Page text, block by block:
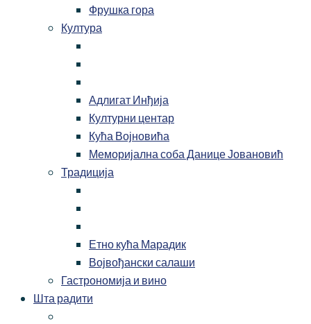
Фрушка гора
Култура
Адлигат Инђија
Културни центар
Кућа Војновића
Меморијална соба Данице Јовановић
Традиција
Етно кућа Марадик
Војвођански салаши
Гастрономија и вино
Шта радити